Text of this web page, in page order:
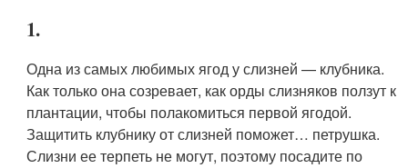
1.
Одна из самых любимых ягод у слизней — клубника.
Как только она созревает, как орды слизняков ползут к
плантации, чтобы полакомиться первой ягодой.
Защитить клубнику от слизней поможет… петрушка.
Слизни ее терпеть не могут, поэтому посадите по